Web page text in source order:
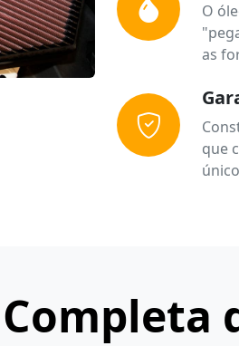
O
as
que